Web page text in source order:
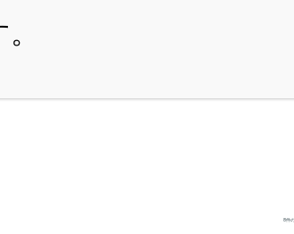
SHOPPING-GUIDE
8件